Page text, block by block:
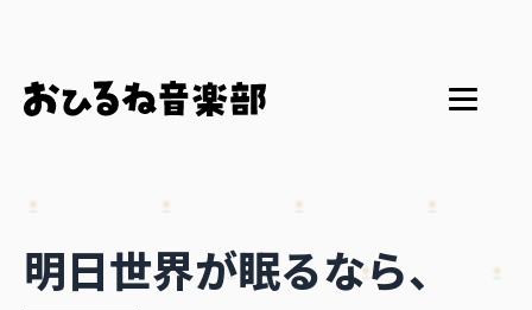
明日世界が眠るなら、